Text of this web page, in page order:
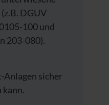
DGUV
100 und
203-080).
sicher
kann.